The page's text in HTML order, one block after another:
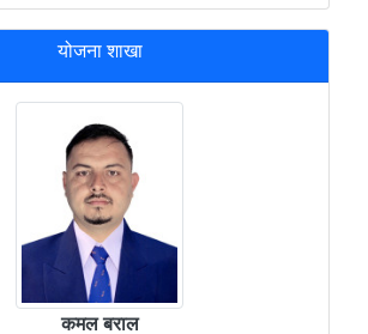
योजना शाखा
कमल बराल